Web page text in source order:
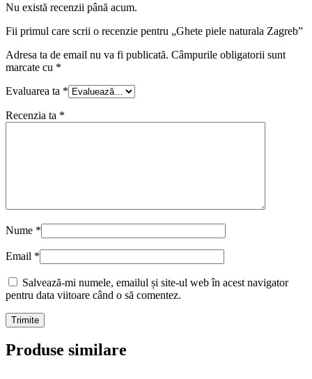
Nu există recenzii până acum.
Fii primul care scrii o recenzie pentru „Ghete piele naturala Zagreb”
Adresa ta de email nu va fi publicată. Câmpurile obligatorii sunt
marcate cu *
Evaluarea ta *
Recenzia ta *
Nume *
Email *
Salvează-mi numele, emailul și site-ul web în acest navigator
pentru data viitoare când o să comentez.
Produse similare